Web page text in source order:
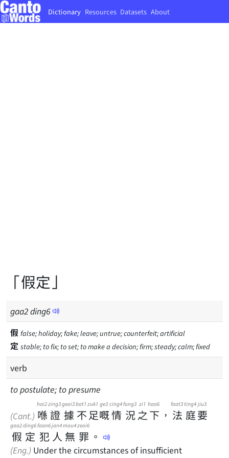
Dictionary Resources Datasets About
「假定」
gaa2ding6
假 false; holiday; fake; leave; untrue; counterfeit; artificial
定 stable; to fix; to set; to make a decision; firm; steady; calm; fixed
verb
to postulate; to presume
(Cant.) 喺
hai2
證
zing3
據
geoi3
不
bat1
足
zuk1
嘅
ge3
情
cing4
況
fong3
之
zi1
下
haa6
， 法
faat3
庭
ting4
要
jiu3
假
gaa2
定
ding6
犯
faan6
人
jan4
無
mou4
罪
zeoi6
。
(Eng.) Under the circumstances of insufficient